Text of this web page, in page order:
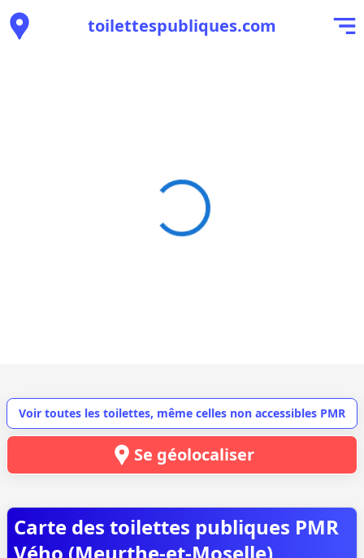
toilettespubliques.com
Voir toutes les toilettes, même celles non accessibles PMR
Se géolocaliser
Carte des toilettes publiques PMR